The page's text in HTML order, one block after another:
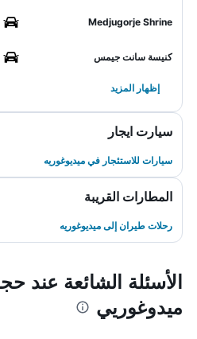
Medjugorje Shrine
كنيسة سانت جيمس
إظهار المزيد
سيارت ايجار
سيارات للاستئجار في ميديوغوريه
المطارات القريبة
رحلات طيران إلى ميديوغوريه
الأسئلة الشائعة عند
ميدوغوريي